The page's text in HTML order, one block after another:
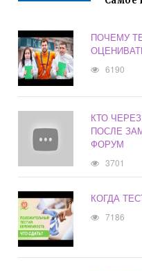
ПОЧЕМУ
6190
КТО
ПОСЛЕ
ФОРУМ
3701
КОГДА
7186